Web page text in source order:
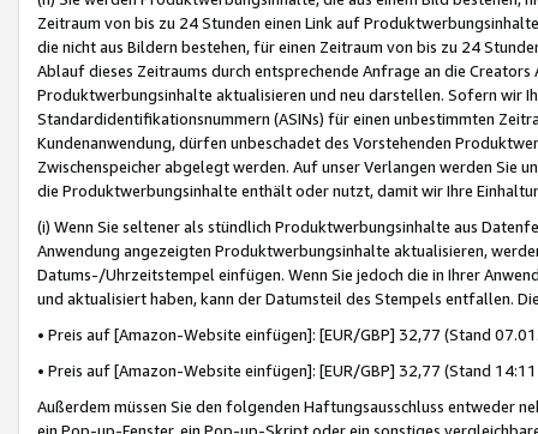
Zeitraum von bis zu 24 Stunden einen Link auf
die nicht aus Bildern bestehen, für einen Zeitraum von bis zu 24
Ablauf dieses Zeitraums durch entsprechende Anfrage an die
Produktwerbungsinhalte aktualisieren und neu darstellen. Sofern wir
Standardidentifikationsnummern (ASINs) für einen unbestimmten
Kundenanwendung, dürfen unbeschadet des Vorstehenden
Zwischenspeicher abgelegt werden. Auf unser Verlangen werden Sie
die Produktwerbungsinhalte enthält oder nutzt, damit wir Ihre
(i) Wenn Sie seltener als stündlich Produktwerbungsinhalte aus
Anwendung angezeigten Produktwerbungsinhalte aktualisieren,
Datums-/Uhrzeitstempel einfügen. Wenn Sie jedoch die in Ihrer
und aktualisiert haben, kann der Datumsteil des Stempels entfallen.
• Preis auf [Amazon-Website einfügen]: [EUR/GBP] 32,77 (Stand
• Preis auf [Amazon-Website einfügen]: [EUR/GBP] 32,77 (Stand
Außerdem müssen Sie den folgenden Haftungsausschluss entweder
ein Pop-up-Fenster, ein Pop-up-Skript oder ein sonstiges